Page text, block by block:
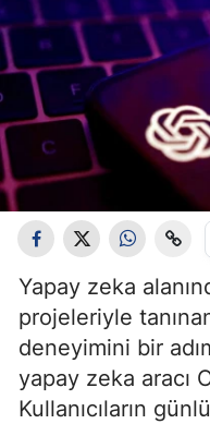
Yapay zeka
projeleriyle
deneyimini bir
yapay zeka aracı
Kullanıcıların